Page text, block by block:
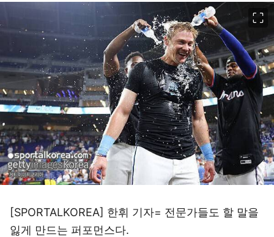
[SPORTALKOREA] 한휘 기자= 전문가들도 할 말을
잃게 만드는 퍼포먼스다.